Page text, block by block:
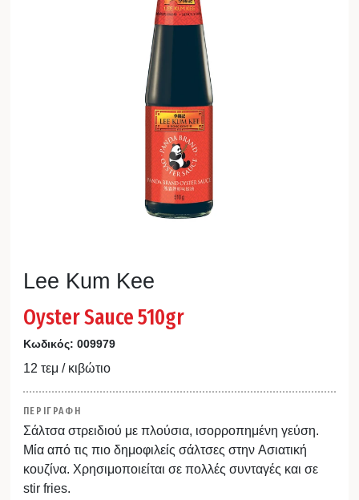
Lee Kum Kee
Oyster Sauce 510gr
Κωδικός: 009979
12 τεμ / κιβώτιο
ΠΕΡΙΓΡΑΦΗ
Σάλτσα στρειδιού με πλούσια, ισορροπημένη γεύση.
Μία από τις πιο δημοφιλείς σάλτσες στην Aσιατική
κουζίνα. Χρησιμοποιείται σε πολλές συνταγές και σε
stir fries.